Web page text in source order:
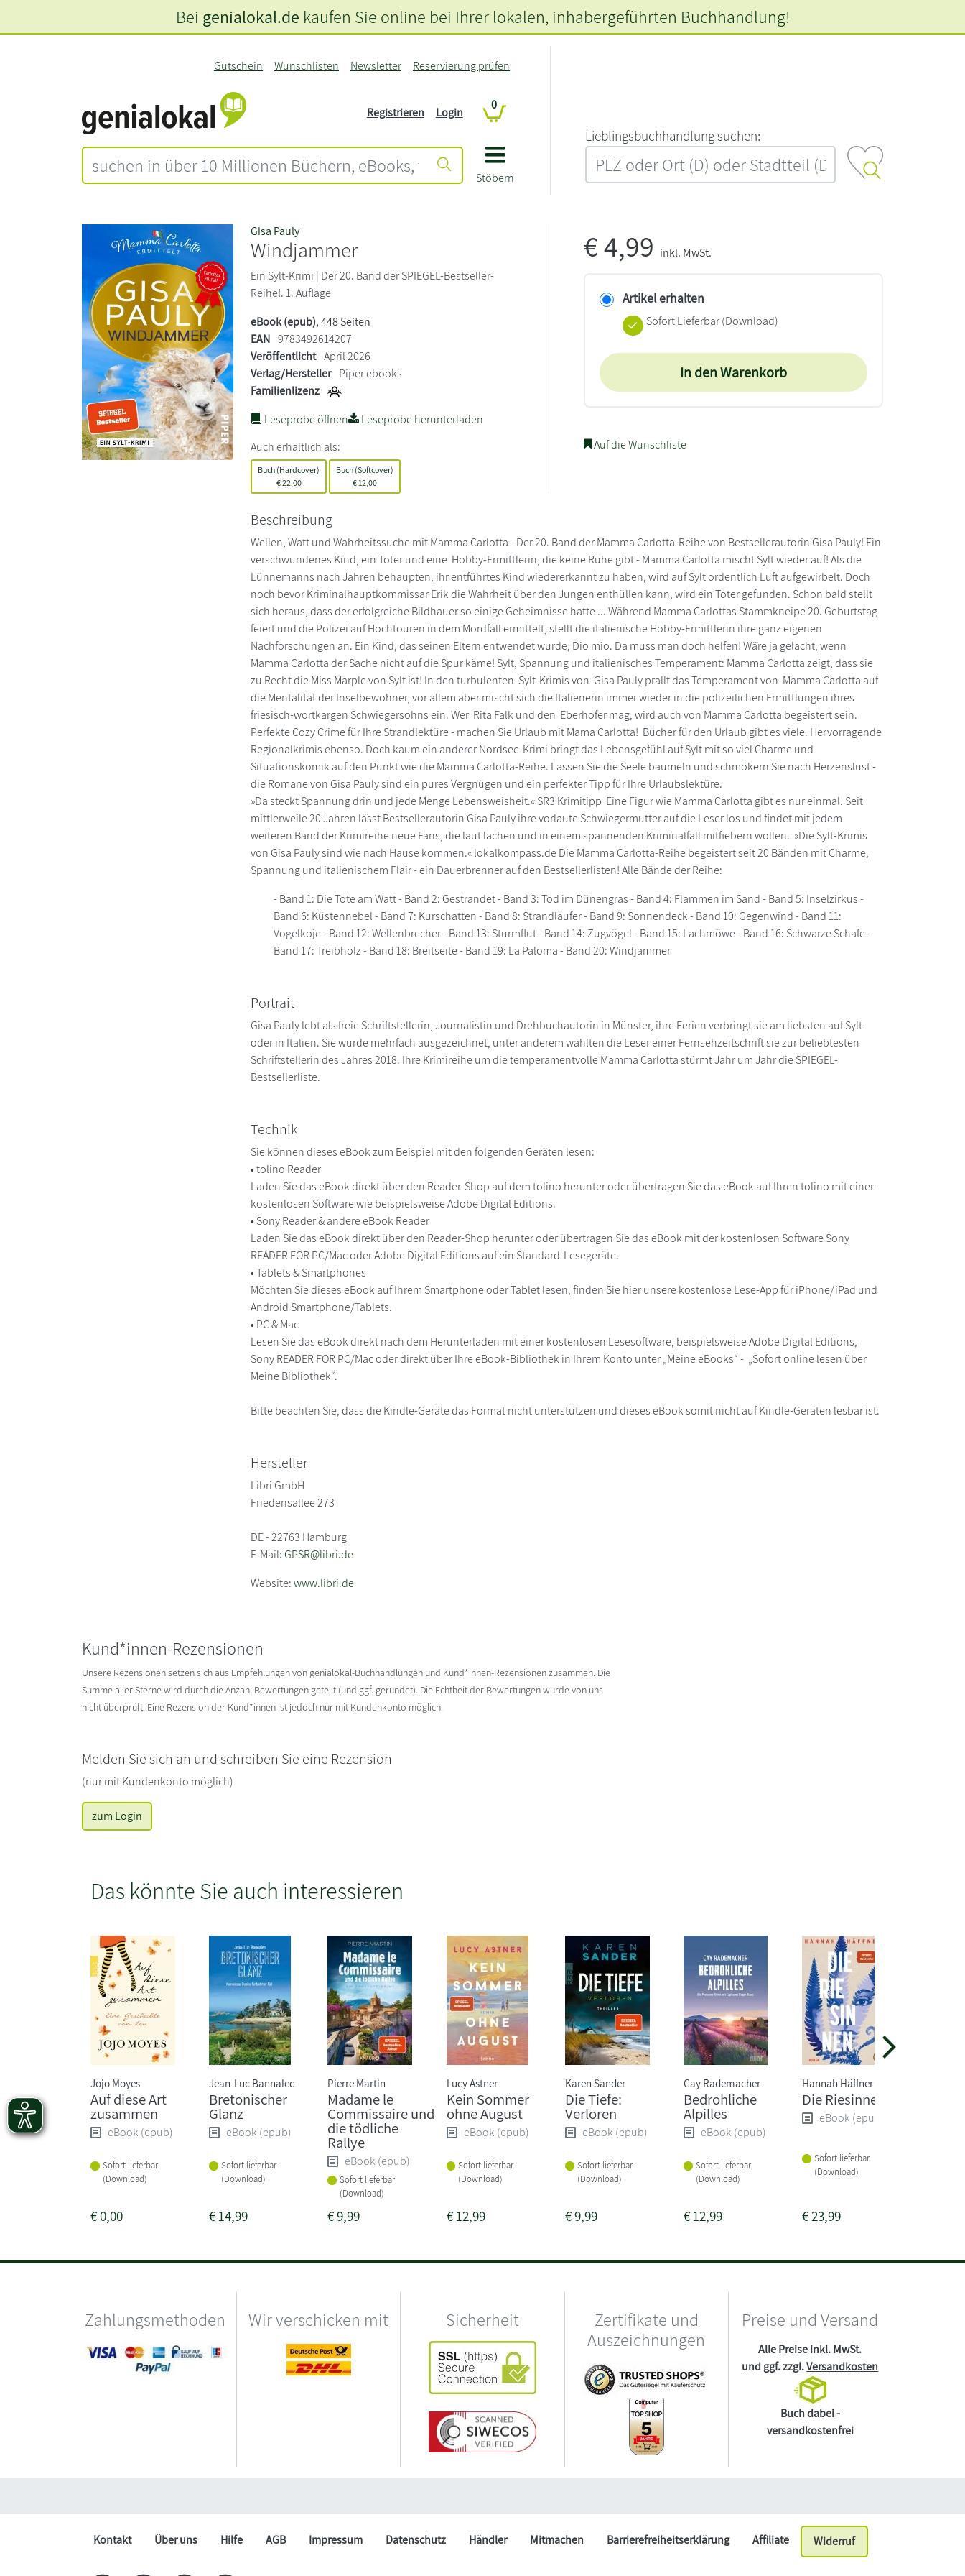
Stöbern
Gutschein Wunschlisten Newsletter Reservierung prüfen
Registrieren Login
0
L‍i‍e‍b‍l‍i‍n‍g‍s‍b‍u‍c‍h‍h‍a‍n‍d‍l‍u‍n‍g‍ ‍s‍u‍c‍h‍e‍n‍:‍
Bei genialokal.de kaufen Sie online bei Ihrer lokalen, inhabergeführten Buchhandlung!
Gisa Pauly
Windjammer
Ein Sylt-Krimi | Der 20. Band der SPIEGEL-Bestseller-
Reihe!. 1. Auflage
eBook (epub), 448 Seiten
EAN 9783492614207
Veröffentlicht April 2026
Verlag/Hersteller Piper ebooks
Familienlizenz
Leseprobe öffnen
Leseprobe herunterladen
Auch erhältlich als:
Buch (Hardcover)
€22,00
Buch (Softcover)
€ 12,00
€4,99 inkl. MwSt.
Artikel erhalten
Sofort Lieferbar (Download)
In den Warenkorb
Auf die Wunschliste
Beschreibung
Wellen, Watt und Wahrheitssuche mit Mamma Carlotta - Der 20. Band der Mamma Carlotta-Reihe von Bestsellerautorin Gisa Pauly! Ein
verschwundenes Kind, ein Toter und eine Hobby-Ermittlerin, die keine Ruhe gibt - Mamma Carlotta mischt Sylt wieder auf! Als die
Lünnemanns nach Jahren behaupten, ihr entführtes Kind wiedererkannt zu haben, wird auf Sylt ordentlich Luft aufgewirbelt. Doch
noch bevor Kriminalhauptkommissar Erik die Wahrheit über den Jungen enthüllen kann, wird ein Toter gefunden. Schon bald stellt
sich heraus, dass der erfolgreiche Bildhauer so einige Geheimnisse hatte ... Während Mamma Carlottas Stammkneipe 20. Geburtstag
feiert und die Polizei auf Hochtouren in dem Mordfall ermittelt, stellt die italienische Hobby-Ermittlerin ihre ganz eigenen
Nachforschungen an. Ein Kind, das seinen Eltern entwendet wurde, Dio mio. Da muss man doch helfen! Wäre ja gelacht, wenn
Mamma Carlotta der Sache nicht auf die Spur käme! Sylt, Spannung und italienisches Temperament: Mamma Carlotta zeigt, dass sie
zu Recht die Miss Marple von Sylt ist! In den turbulenten Sylt-Krimis von Gisa Pauly prallt das Temperament von Mamma Carlotta auf
die Mentalität der Inselbewohner, vor allem aber mischt sich die Italienerin immer wieder in die polizeilichen Ermittlungen ihres
friesisch-wortkargen Schwiegersohns ein. Wer Rita Falk und den Eberhofer mag, wird auch von Mamma Carlotta begeistert sein.
Perfekte Cozy Crime für Ihre Strandlektüre - machen Sie Urlaub mit Mama Carlotta! Bücher für den Urlaub gibt es viele. Hervorragende
Regionalkrimis ebenso. Doch kaum ein anderer Nordsee-Krimi bringt das Lebensgefühl auf Sylt mit so viel Charme und
Situationskomik auf den Punkt wie die Mamma Carlotta-Reihe. Lassen Sie die Seele baumeln und schmökern Sie nach Herzenslust -
die Romane von Gisa Pauly sind ein pures Vergnügen und ein perfekter Tipp für Ihre Urlaubslektüre.
»Da steckt Spannung drin und jede Menge Lebensweisheit.« SR3 Krimitipp Eine Figur wie Mamma Carlotta gibt es nur einmal. Seit
mittlerweile 20 Jahren lässt Bestsellerautorin Gisa Pauly ihre vorlaute Schwiegermutter auf die Leser los und findet mit jedem
weiteren Band der Krimireihe neue Fans, die laut lachen und in einem spannenden Kriminalfall mitfiebern wollen. »Die Sylt-Krimis
von Gisa Pauly sind wie nach Hause kommen.« lokalkompass.de Die Mamma Carlotta-Reihe begeistert seit 20 Bänden mit Charme,
Spannung und italienischem Flair - ein Dauerbrenner auf den Bestsellerlisten! Alle Bände der Reihe:
- Band 1: Die Tote am Watt - Band 2: Gestrandet - Band 3: Tod im Dünengras - Band 4: Flammen im Sand - Band 5: Inselzirkus -
Band 6: Küstennebel - Band 7: Kurschatten - Band 8: Strandläufer - Band 9: Sonnendeck - Band 10: Gegenwind - Band 11:
Vogelkoje - Band 12: Wellenbrecher - Band 13: Sturmflut - Band 14: Zugvögel - Band 15: Lachmöwe - Band 16: Schwarze Schafe -
Band 17: Treibholz - Band 18: Breitseite - Band 19: La Paloma - Band 20: Windjammer
Portrait
Gisa Pauly lebt als freie Schriftstellerin, Journalistin und Drehbuchautorin in Münster, ihre Ferien verbringt sie am liebsten auf Sylt
oder in Italien. Sie wurde mehrfach ausgezeichnet, unter anderem wählten die Leser einer Fernsehzeitschrift sie zur beliebtesten
Schriftstellerin des Jahres 2018. Ihre Krimireihe um die temperamentvolle Mamma Carlotta stürmt Jahr um Jahr die SPIEGEL-
Bestsellerliste.
Technik
Sie können dieses eBook zum Beispiel mit den folgenden Geräten lesen:
• tolino Reader
Laden Sie das eBook direkt über den Reader-Shop auf dem tolino herunter oder übertragen Sie das eBook auf Ihren tolino mit einer
kostenlosen Software wie beispielsweise Adobe Digital Editions.
• Sony Reader & andere eBook Reader
Laden Sie das eBook direkt über den Reader-Shop herunter oder übertragen Sie das eBook mit der kostenlosen Software Sony
READER FOR PC/Mac oder Adobe Digital Editions auf ein Standard-Lesegeräte.
• Tablets & Smartphones
Möchten Sie dieses eBook auf Ihrem Smartphone oder Tablet lesen, finden Sie hier unsere kostenlose Lese-App für iPhone/iPad und
Android Smartphone/Tablets.
• PC & Mac
Lesen Sie das eBook direkt nach dem Herunterladen mit einer kostenlosen Lesesoftware, beispielsweise Adobe Digital Editions,
Sony READER FOR PC/Mac oder direkt über Ihre eBook-Bibliothek in Ihrem Konto unter „Meine eBooks“ - „Sofort online lesen über
Meine Bibliothek“.
Bitte beachten Sie, dass die Kindle-Geräte das Format nicht unterstützen und dieses eBook somit nicht auf Kindle-Geräten lesbar ist.
Hersteller
Libri GmbH
Friedensallee 273
DE - 22763 Hamburg
E-Mail:GPSR@libri.de
Website:www.libri.de
Kund*innen-Rezensionen
Unsere Rezensionen setzen sich aus Empfehlungen von genialokal-Buchhandlungen und Kund*innen-Rezensionen zusammen. Die
Summe aller Sterne wird durch die Anzahl Bewertungen geteilt (und ggf. gerundet). Die Echtheit der Bewertungen wurde von uns
nicht überprüft. Eine Rezension der Kund*innen ist jedoch nur mit Kundenkonto möglich.
Melden Sie sich an und schreiben Sie eine Rezension
(nur mit Kundenkonto möglich)
zum Login
Das könnte Sie auch interessieren
Jojo Moyes
Auf diese Art
zusammen
eBook (epub)
Sofort lieferbar
(Download)
€0,00
Jean-Luc Bannalec
Bretonischer
Glanz
eBook (epub)
Sofort lieferbar
(Download)
€14,99
Pierre Martin
Madame le
Commissaire und
die tödliche
Rallye
eBook (epub)
Sofort lieferbar
(Download)
€9,99
Lucy Astner
Kein Sommer
ohne August
eBook (epub)
Sofort lieferbar
(Download)
€12,99
Karen Sander
Die Tiefe:
Verloren
eBook (epub)
Sofort lieferbar
(Download)
€9,99
Cay Rademacher
Bedrohliche
Alpilles
eBook (epub)
Sofort lieferbar
(Download)
€12,99
Hannah Häffner
Die Riesinnen
eBook (epub)
Sofort lieferbar
(Download)
€23,99
Zahlungsmethoden Wir verschicken mit Sicherheit
Zertifikate und
Auszeichnungen
Preise und Versand
Alle Preise inkl. MwSt.
und ggf. zzgl.Versandkosten
Buch dabei -
versandkostenfrei
Kontakt Über uns Hilfe AGB Impressum Datenschutz Händler Mitmachen Barrierefreiheitserklärung Affiliate Widerruf